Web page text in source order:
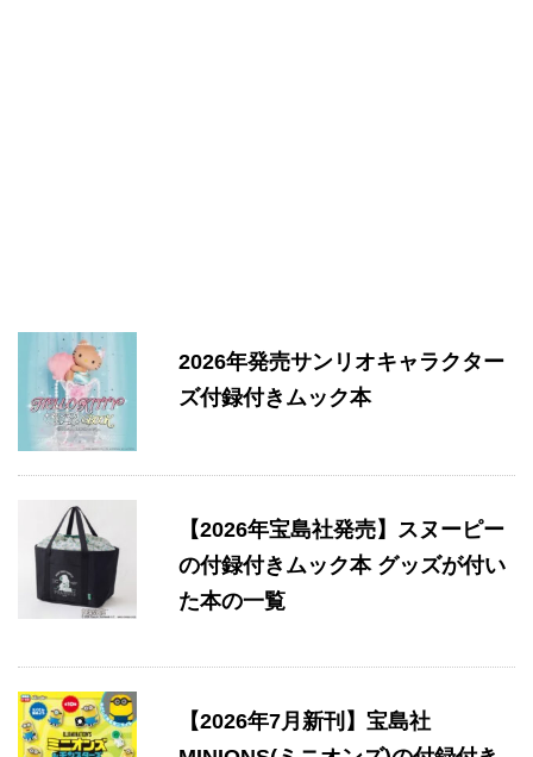
2026年発売サンリオキャラクター
ズ付録付きムック本
【2026年宝島社発売】スヌーピー
の付録付きムック本 グッズが付い
た本の一覧
【2026年7月新刊】宝島社